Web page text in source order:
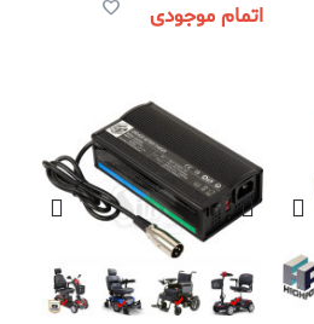
اتمام موجودی